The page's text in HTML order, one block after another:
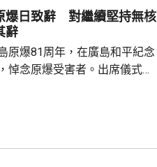
題、流經兩國河流的水質管
今次是敏昂萊繼訪
老撾後，近月出訪的第四個...
爆日致辭 對繼續堅持無核
辭
原爆81周年，在廣島和平紀念
悼念原爆受害者。出席儀式的
而繼續不懈努力的使命。 不